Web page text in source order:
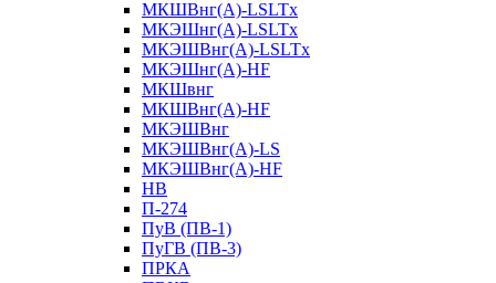
МКШВнг(A)-LSLTx
МКЭШнг(А)-LSLTx
МКЭШВнг(A)-LSLTx
МКЭШнг(А)-HF
МКШвнг
МКШВнг(А)-HF
МКЭШВнг
МКЭШВнг(А)-LS
МКЭШВнг(А)-HF
НВ
П-274
ПуВ (ПВ-1)
ПуГВ (ПВ-3)
ПРКА